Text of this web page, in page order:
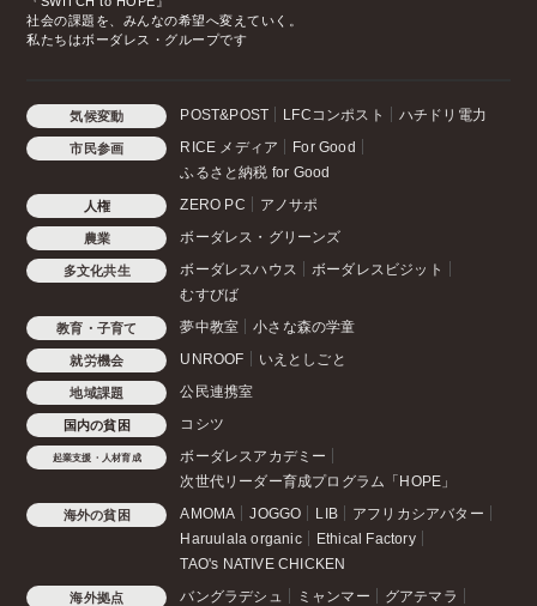
社会の課題を、みんなの希望へ変えていく。
私たちはボーダレス・グループです
気候変動 POST&POST LFCコンポスト ハチドリ電力
市民参画 RICE メディア
For Good
ふるさと納税 for Good
人権 ZERO PC アノサポ
農業 ボーダレス・グリーンズ
多文化共生 ボーダレスハウス
ボーダレスビジット
むすびば
教育・子育て 夢中教室 小さな森の学童
就労機会 UNROOF いえとしごと
地域課題 公民連携室
国内の貧困 コシツ
起業支援・人材育成
ボーダレスアカデミー
次世代リーダー育成プログラム「HOPE」
海外の貧困 AMOMA JOGGO LIB
アフリカシアバター
Haruulala organic
Ethical Factory
TAO's NATIVE CHICKEN
海外拠点 バングラデシュ ミャンマー グアテマラ